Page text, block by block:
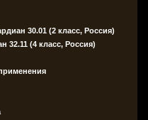
30.01 (2 класс, Россия)
32.11 (4 класс, Россия)